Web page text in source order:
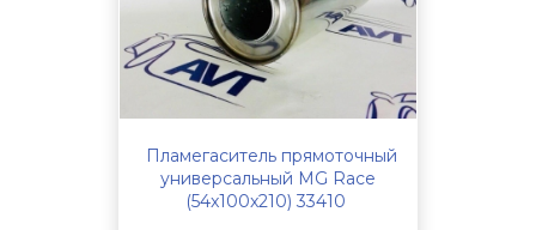
Пламегаситель прямоточный
универсальный MG Race
(54x100x210) 33410